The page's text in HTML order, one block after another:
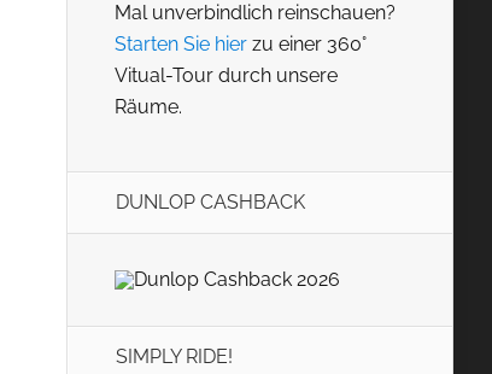
Mal unverbindlich reinschauen?
Starten Sie hier zu einer 360°
Vitual-Tour durch unsere
Räume.
DUNLOP CASHBACK
SIMPLY RIDE!